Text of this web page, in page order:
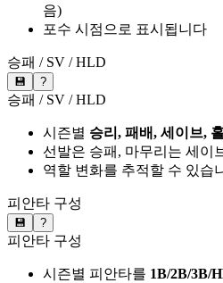
음)
포수 시점으로 표시됩니다
승패 / SV / HLD
💾 ?
승패 / SV / HLD
시즌별 승리, 패배, 세이브,
선발은 승패, 마무리는 세이
역할 변화를 추적할 수 있습
피안타 구성
💾 ?
피안타 구성
시즌별 피안타를 1B/2B/3B/